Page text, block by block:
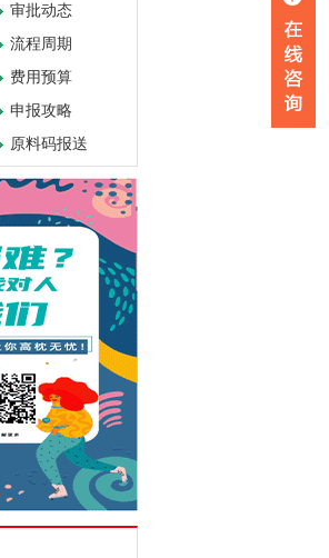
审批动态
流程周期
费用预算
申报攻略
原料码报送